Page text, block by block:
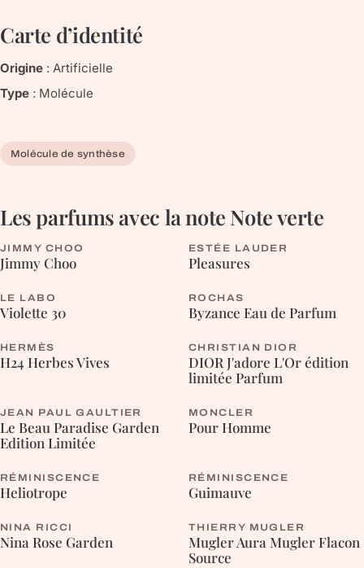
Carte d’identité
Origine : Artificielle
Type : Molécule
Molécule de synthèse
Les parfums avec la note Note verte
CHYPRÉE
JIMMY CHOO
Jimmy Choo
ESTÉE LAUDER
Pleasures
FLEURIE
LE LABO
Violette 30
ROCHAS
Byzance Eau de Parfum
AROMATIQUE
HERMÈS
H24 Herbes Vives
CHRISTIAN DIOR
DIOR J'adore L'Or édition
limitée Parfum
JEAN PAUL GAULTIER
Le Beau Paradise Garden
Edition Limitée
MONCLER
Pour Homme
RÉMINISCENCE
Heliotrope
RÉMINISCENCE
Guimauve
FLEURIE
NINA RICCI
Nina Rose Garden
THIERRY MUGLER
Mugler Aura Mugler Flacon
Source